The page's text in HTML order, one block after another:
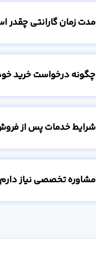
مدت زمان گارانتی چقدر
چگونه درخواست خرید
شرایط خدمات پس از
مشاوره تخصصی نیاز